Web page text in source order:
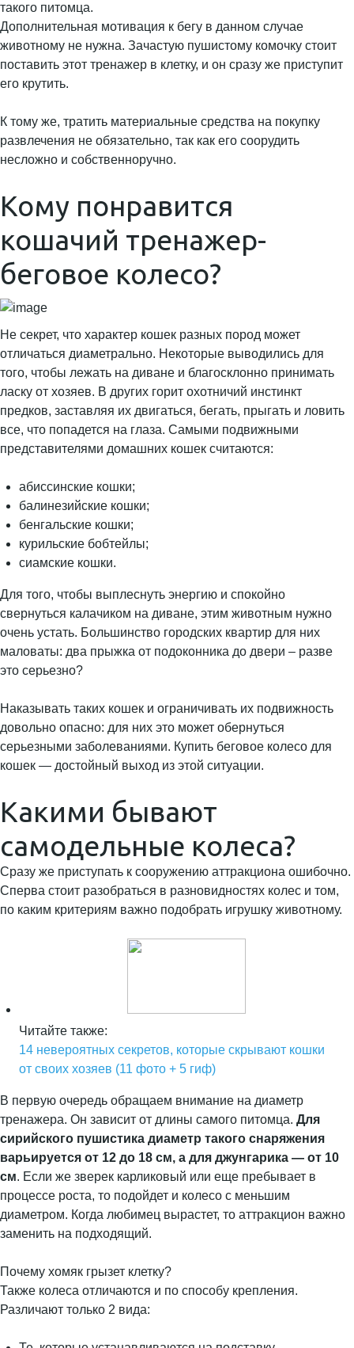
такого питомца.
Дополнительная мотивация к бегу в данном случае
животному не нужна. Зачастую пушистому комочку стоит
поставить этот тренажер в клетку, и он сразу же приступит
его крутить.
К тому же, тратить материальные средства на покупку
развлечения не обязательно, так как его соорудить
несложно и собственноручно.
Кому понравится
кошачий тренажер-
беговое колесо?
Не секрет, что характер кошек разных пород может
отличаться диаметрально. Некоторые выводились для
того, чтобы лежать на диване и благосклонно принимать
ласку от хозяев. В других горит охотничий инстинкт
предков, заставляя их двигаться, бегать, прыгать и ловить
все, что попадется на глаза. Самыми подвижными
представителями домашних кошек считаются:
абиссинские кошки;
балинезийские кошки;
бенгальские кошки;
курильские бобтейлы;
сиамские кошки.
Для того, чтобы выплеснуть энергию и спокойно
свернуться калачиком на диване, этим животным нужно
очень устать. Большинство городских квартир для них
маловаты: два прыжка от подоконника до двери – разве
это серьезно?
Наказывать таких кошек и ограничивать их подвижность
довольно опасно: для них это может обернуться
серьезными заболеваниями. Купить беговое колесо для
кошек — достойный выход из этой ситуации.
Какими бывают
самодельные колеса?
Сразу же приступать к сооружению аттракциона ошибочно.
Сперва стоит разобраться в разновидностях колес и том,
по каким критериям важно подобрать игрушку животному.
Читайте также:
14 невероятных секретов, которые скрывают кошки
от своих хозяев (11 фото + 5 гиф)
В первую очередь обращаем внимание на диаметр
тренажера. Он зависит от длины самого питомца. Для
сирийского пушистика диаметр такого снаряжения
варьируется от 12 до 18 см, а для джунгарика — от 10
см. Если же зверек карликовый или еще пребывает в
процессе роста, то подойдет и колесо с меньшим
диаметром. Когда любимец вырастет, то аттракцион важно
заменить на подходящий.
Почему хомяк грызет клетку?
Также колеса отличаются и по способу крепления.
Различают только 2 вида: